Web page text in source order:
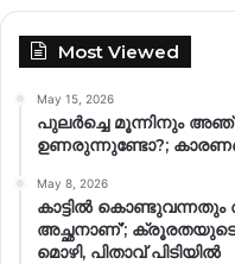
Most Viewed
May 15, 2026
പുലർച്ചെ മൂന്നിനും
ഉണരുന്നുണ്ടോ?;
May 8, 2026
കാട്ടിൽ
അച്ഛനാണ്’;
മൊഴി, പിതാവ് പിടിയിൽ